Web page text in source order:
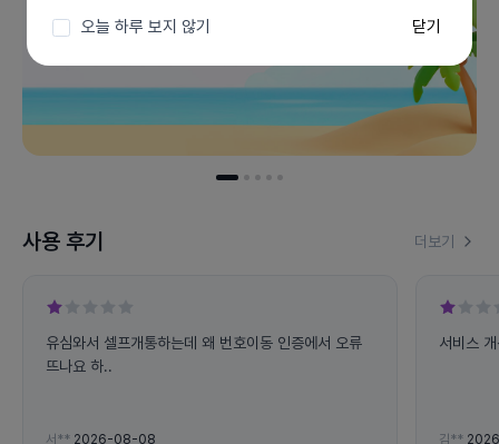
사용 후기 더보기
유심와서 셀프개통하는데 왜 번호이동 인증에서 오류
뜨나요 하..
서** 2026-08-08
서비스
김**
오늘 하루 보지 않기 닫기